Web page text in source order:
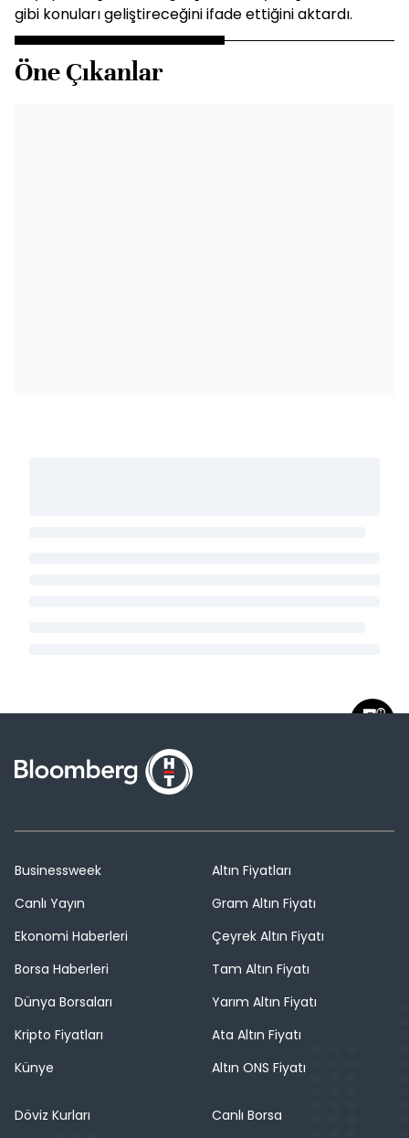
gibi konuları geliştireceğini ifade ettiğini aktardı.
Öne Çıkanlar
Businessweek
Canlı Yayın
Ekonomi Haberleri
Borsa Haberleri
Dünya Borsaları
Kripto Fiyatları
Künye
Altın Fiyatları
Gram Altın Fiyatı
Çeyrek Altın Fiyatı
Tam Altın Fiyatı
Yarım Altın Fiyatı
Ata Altın Fiyatı
Altın ONS Fiyatı
Döviz Kurları
Canlı Borsa